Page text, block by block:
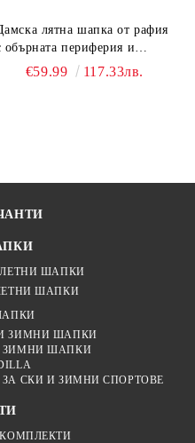
лятна шапка от рафия
обърната периферия и
бежова лента Fratelli Mazzanti
€59.99 117.33лв.
ШАПКИ
ШАПКИ
ЗИМНИ ШАПКИ
ШАПКИ
СКИ И ЗИМНИ СПОРТОВЕ